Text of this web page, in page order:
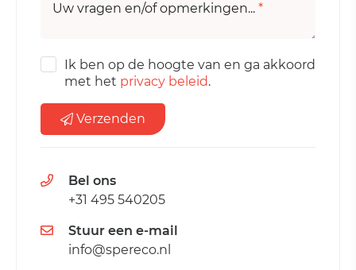
Uw vragen en/of opmerkingen... *
Ik ben op de hoogte van en ga akkoord
met het privacy beleid.
Verzenden
Bel ons
+31 495 540205
Stuur een e-mail
info@spereco.nl